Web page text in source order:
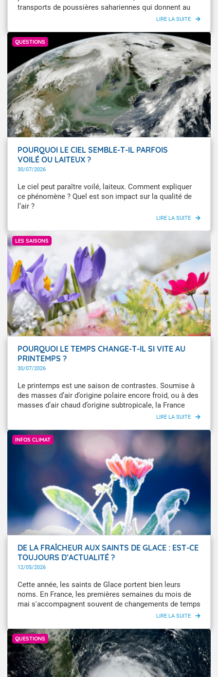
transports de poussières sahariennes qui donnent au
ciel une couleur orangée et un peu sable au sol. Dépôt
changement climatique… Quelques éléments
d’explication.
QUESTIONS
Météo-France
POURQUOI LE CIEL SEMBLE-T-IL PARFOIS
VOILÉ OU LAITEUX ?
30/07/2026
Le ciel peut paraître voilé, laiteux. Comment expliquer
ce phénomène ? Quel est son impact sur la qualité de
l’air ?
LES SAISONS
GettyImages
POURQUOI LE TEMPS CHANGE-T-IL SI VITE AU
PRINTEMPS ?
30/07/2026
Le printemps est une saison de contrastes. Soumise à
des masses d’air d’origine polaire encore froid, ou à des
masses d’air chaud d’origine subtropicale, la France
peut connaître de brusques changements de
INFOS CLIMAT
Getty Images
DE LA FRAÎCHEUR AUX SAINTS DE GLACE : EST-CE
TOUJOURS D’ACTUALITÉ ?
12/05/2026
Cette année, les saints de Glace portent bien leurs
noms. En France, les premières semaines du mois de
mai s'accompagnent souvent de changements de temps
marqués, avec des températures oscillant entre des
Les Saints de glace, entre le 11 et le 13 mai, sont ainsi
une période traditionnellement redoutée pour les gelées
tardives. Selon les croyances populaires remontant
jusqu'au Moyen-Âge, une fois cette période passée, le
gel ne serait plus à craindre. Est-ce réellement le cas ?
QUESTIONS
Météo-France